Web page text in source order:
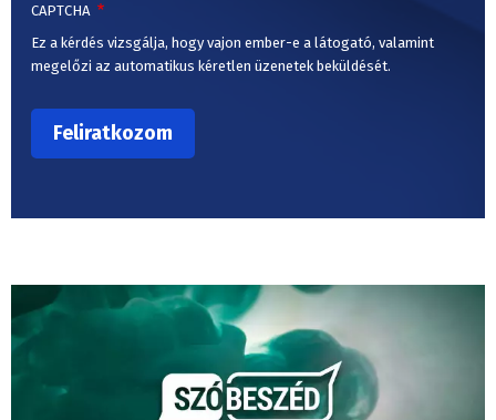
CAPTCHA
Ez a kérdés vizsgálja, hogy vajon ember-e a látogató, valamint
megelőzi az automatikus kéretlen üzenetek beküldését.